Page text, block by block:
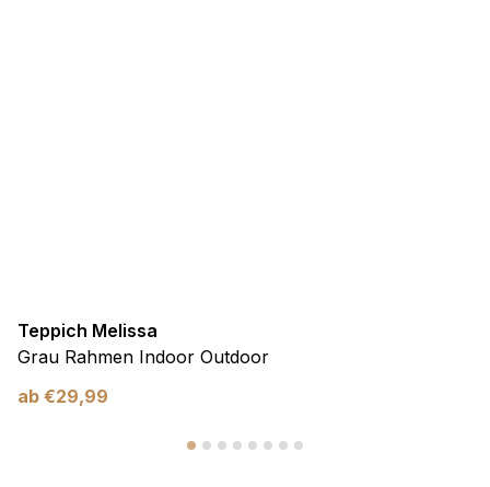
Teppich Melissa
Grau Rahmen Indoor Outdoor
ab €29,99